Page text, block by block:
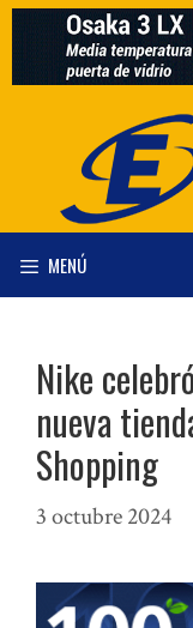
Saltar
contenido
MENÚ
Nike
nueva
Shopping
3 octubre 2024